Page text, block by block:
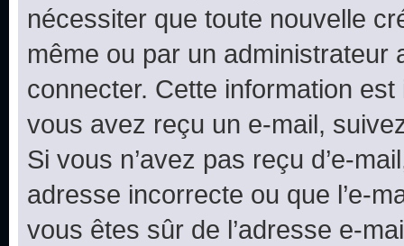
nécessiter que toute nouvelle
même ou par un
connecter. Cette information
vous avez reçu un e-mail,
Si vous n’avez pas reçu d’e-
adresse incorrecte ou que l’e-
vous êtes sûr de l’adresse e-